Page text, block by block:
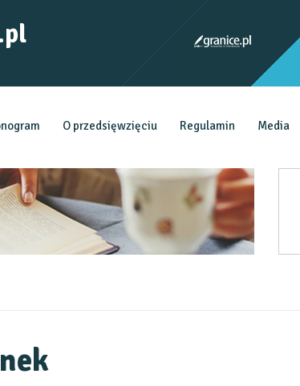
O przedsięwzięciu Regulamin Media